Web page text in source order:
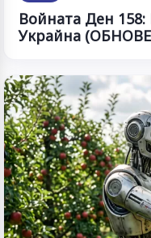
Войната Ден
Украйна